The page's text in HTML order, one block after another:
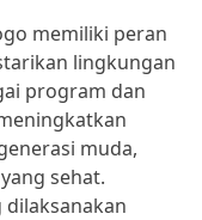
memiliki peran
lingkungan
program dan
muda,
sehat.